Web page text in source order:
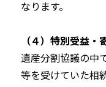
なります。
（４）特別受益・
遺産分割協議の中
等を受けていた相